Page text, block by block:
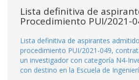
Lista definitiva de
Procedimiento PUI/2021-
Lista definitiva de aspirantes
procedimiento PUI/2021-049,
un investigador con categoría N4-
con destino en la Escuela de